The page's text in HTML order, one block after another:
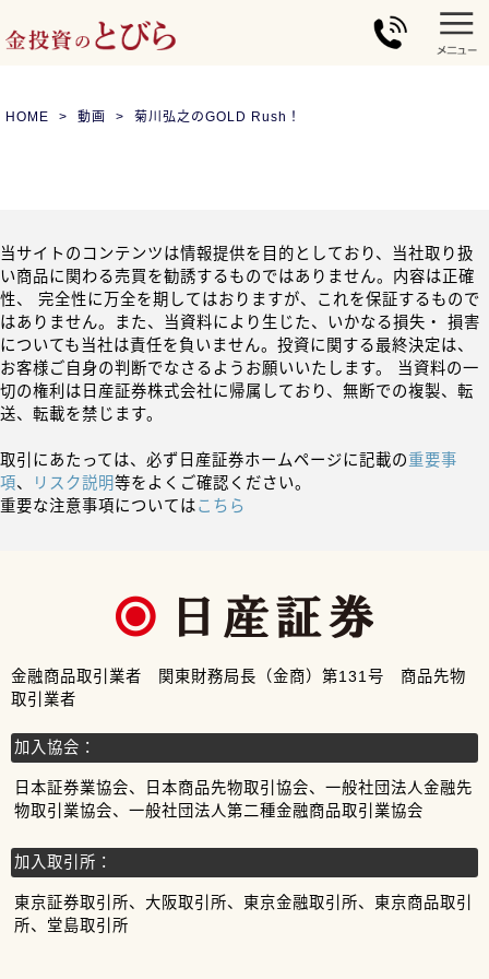
HOME 動画 菊川弘之のGOLD Rush！
当サイトのコンテンツは情報提供を目的としており、当社取り扱
い商品に関わる売買を勧誘するものではありません。内容は正確
性、 完全性に万全を期してはおりますが、これを保証するもので
はありません。また、当資料により生じた、いかなる損失・ 損害
についても当社は責任を負いません。投資に関する最終決定は、
お客様ご自身の判断でなさるようお願いいたします。 当資料の一
切の権利は日産証券株式会社に帰属しており、無断での複製、転
送、転載を禁じます。
取引にあたっては、必ず日産証券ホームページに記載の重要事
項、 リスク説明等をよくご確認ください。
重要な注意事項についてはこちら
金融商品取引業者 関東財務局長（金商）第131号 商品先物
取引業者
加入協会：
日本証券業協会、日本商品先物取引協会、一般社団法人金融先
物取引業協会、一般社団法人第二種金融商品取引業協会
加入取引所：
東京証券取引所、大阪取引所、東京金融取引所、東京商品取引
所、堂島取引所